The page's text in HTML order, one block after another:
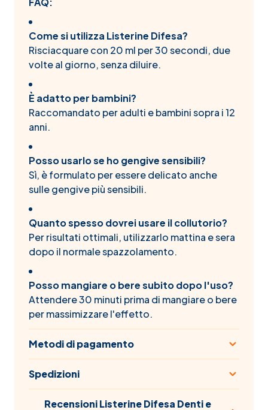
Come si utilizza Listerine Difesa?
Risciacquare con 20 ml per 30 secondi, due
volte al giorno, senza diluire.
È adatto per bambini?
Raccomandato per adulti e bambini sopra i 12
anni.
Posso usarlo se ho gengive sensibili?
Sì, è formulato per essere delicato anche
sulle gengive più sensibili.
Quanto spesso dovrei usare il collutorio?
Per risultati ottimali, utilizzarlo mattina e sera
dopo il normale spazzolamento.
Posso mangiare o bere subito dopo l'uso?
Attendere 30 minuti prima di mangiare o bere
per massimizzare l'effetto.
Metodi di pagamento
Spedizioni
Recensioni Listerine Difesa Denti e